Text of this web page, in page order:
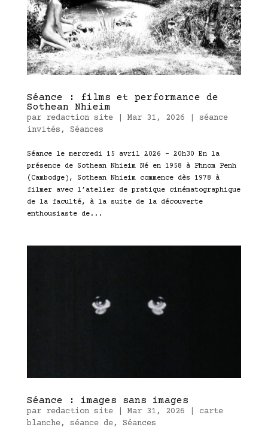
Séance : films et performance de
Sothean Nhieim
par redaction site| Mar 31, 2026
séance
invités, Séances
Séance le mercredi 15 avril 2026 – 20h30 En la
présence de Sothean Nhieim Né en 1958 à Phnom Penh
(Cambodge), Sothean Nhieim commence dès 1978 à
filmer avec l’atelier de pratique cinématographique
de la faculté, à la suite de la découverte
enthousiaste de...
Séance : images sans images
par redaction site| Mar 31, 2026
carte
blanche, séance de, Séances